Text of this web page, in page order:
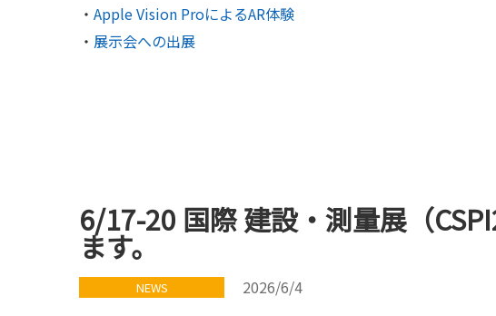
・ Apple Vision ProによるAR体験
・ 展示会への出展
6/17-20 国際 建設・測量展（
ます。
NEWS 2026/6/4